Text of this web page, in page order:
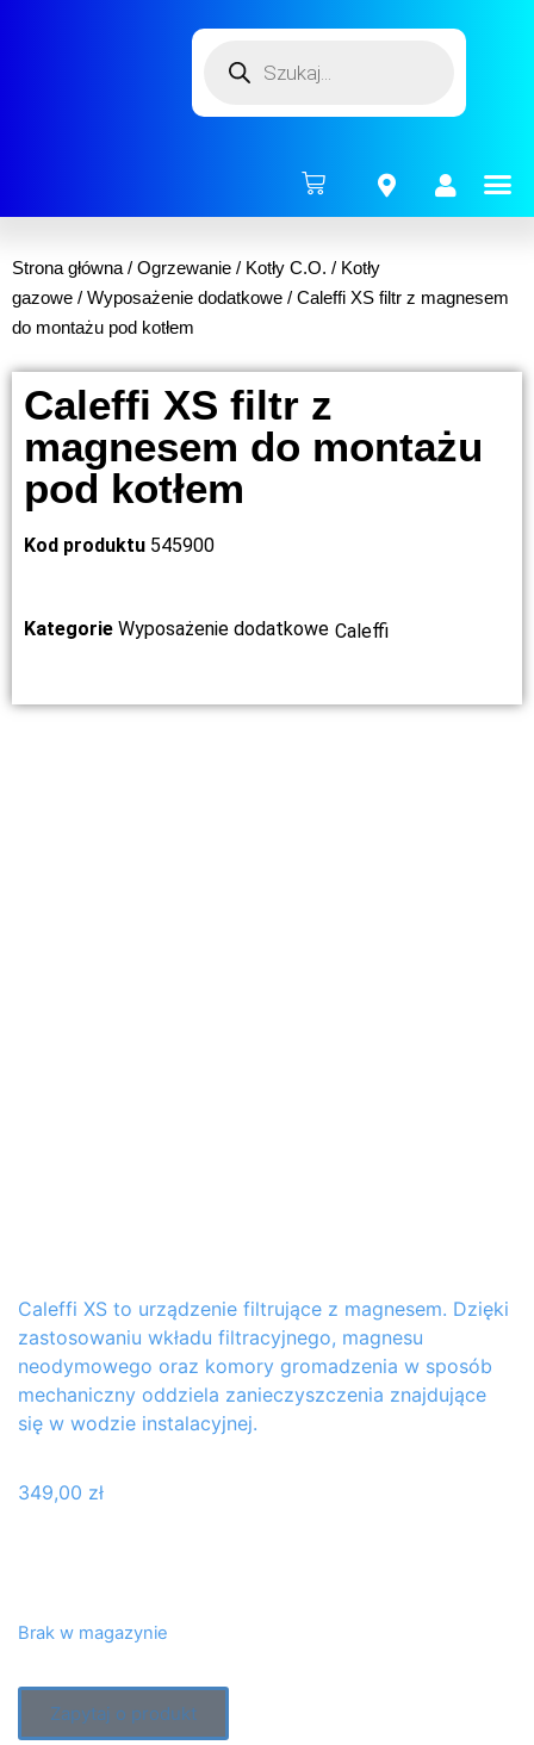
Strona główna / Ogrzewanie / Kotły C.O. / Kotły
gazowe / Wyposażenie dodatkowe / Caleffi XS filtr z magnesem
do montażu pod kotłem
Caleffi XS filtr z
magnesem do montażu
pod kotłem
Kod produktu 545900
Kategorie Wyposażenie dodatkowe Caleffi
Caleffi XS to urządzenie filtrujące z magnesem. Dzięki
zastosowaniu wkładu filtracyjnego, magnesu
neodymowego oraz komory gromadzenia w sposób
mechaniczny oddziela zanieczyszczenia znajdujące
się w wodzie instalacyjnej.
349,00 zł
Brak w magazynie
Zapytaj o produkt